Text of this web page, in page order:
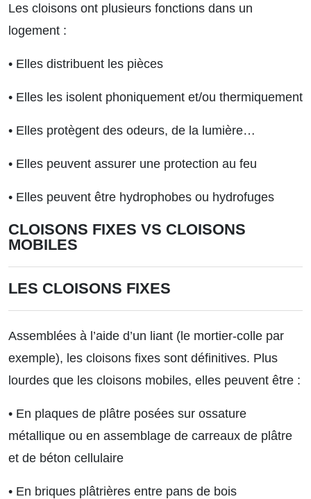
Les cloisons ont plusieurs fonctions dans un
logement :
• Elles distribuent les pièces
• Elles les isolent phoniquement et/ou thermiquement
• Elles protègent des odeurs, de la lumière…
• Elles peuvent assurer une protection au feu
• Elles peuvent être hydrophobes ou hydrofuges
CLOISONS FIXES VS CLOISONS
MOBILES
LES CLOISONS FIXES
Assemblées à l’aide d’un liant (le mortier-colle par
exemple), les cloisons fixes sont définitives. Plus
lourdes que les cloisons mobiles, elles peuvent être :
• En plaques de plâtre posées sur ossature
métallique ou en assemblage de carreaux de plâtre
et de béton cellulaire
• En briques plâtrières entre pans de bois